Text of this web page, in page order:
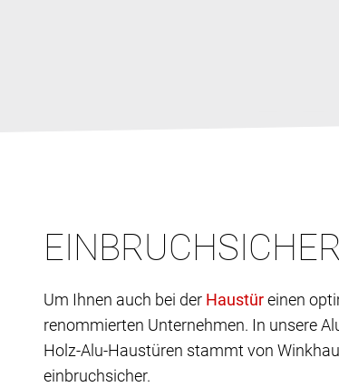
Um Ihnen auch bei der
einen
renommierten Unternehmen. In unsere
Holz-Alu-Haustüren stammt von
einbruchsicher.